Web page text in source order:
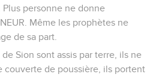
personne ne donne
Même les prophètes ne
de sa part.
Sion sont assis par terre, ils ne
couverte de poussière, ils portent